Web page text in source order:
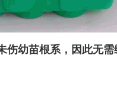
幼苗根系，因此无需